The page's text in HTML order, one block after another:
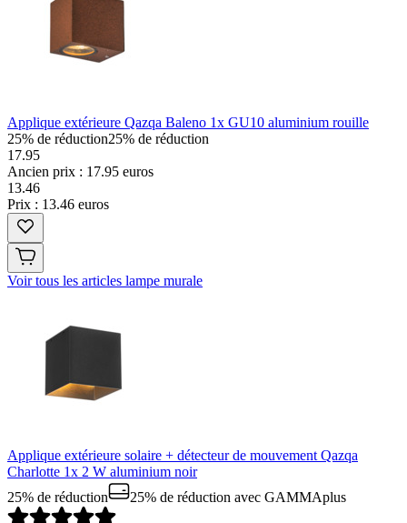
Applique extérieure Qazqa Baleno 1x GU10 aluminium rouille
25% de réduction25% de réduction
17.95
Ancien prix : 17.95 euros
13.46
Prix : 13.46 euros
Voir tous les articles lampe murale
Applique extérieure solaire + détecteur de mouvement Qazqa
Charlotte 1x 2 W aluminium noir
25% de réduction
25% de réduction avec GAMMAplus